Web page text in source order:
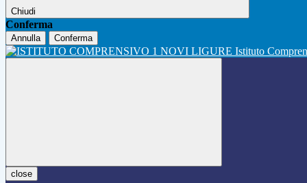
Chiudi
Conferma
Annulla Conferma
Istituto
close